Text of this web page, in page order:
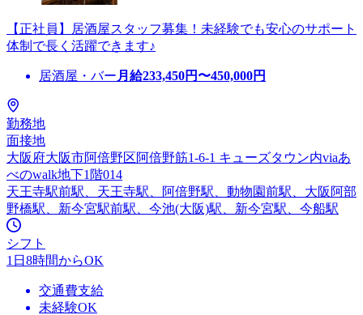
【正社員】居酒屋スタッフ募集！未経験でも安心のサポート
体制で長く活躍できます♪
居酒屋・バー 月給233,450円〜450,000円
勤務地
面接地
大阪府大阪市阿倍野区阿倍野筋1-6-1 キューズタウン内viaあ
べのwalk地下1階014
天王寺駅前駅、天王寺駅、阿倍野駅、動物園前駅、大阪阿部
野橋駅、新今宮駅前駅、今池(大阪)駅、新今宮駅、今船駅
シフト
1日8時間からOK
交通費支給
未経験OK